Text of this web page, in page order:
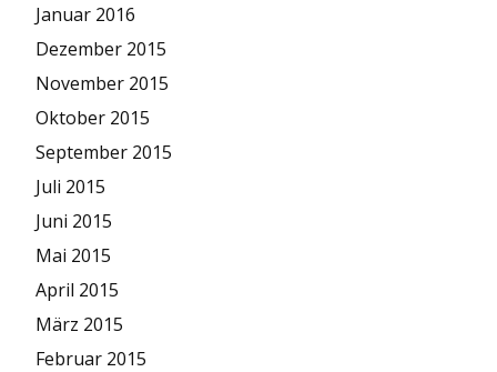
Januar 2016
Dezember 2015
November 2015
Oktober 2015
September 2015
Juli 2015
Juni 2015
Mai 2015
April 2015
März 2015
Februar 2015